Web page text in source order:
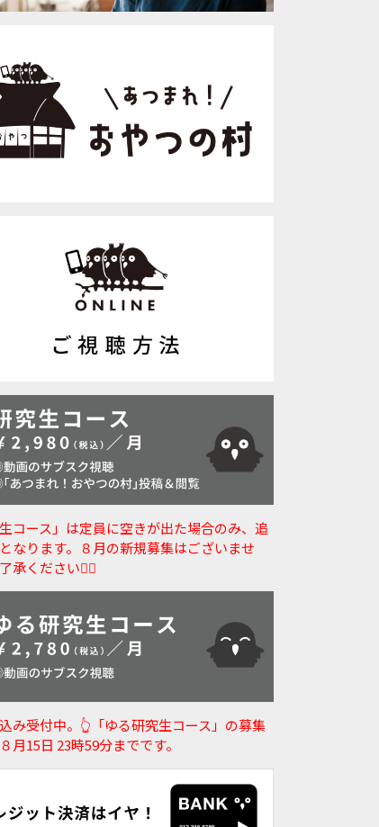
生コース」は定員に空きが出た場合のみ、追
なります。８月の新規募集はございませ
承ください🙇‍♀️
み受付中。👆️「ゆる研究生コース」の募集
月15日 23時59分までです。